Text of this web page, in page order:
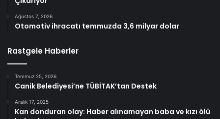
Ağustos 7, 2026
Otomotiv ihracatı temmuzda 3,6 milyar dolar
Rastgele Haberler
Temmuz 25, 2026
Canik Belediyesi’ne TÜBİTAK’tan Destek
Aralık 17, 2025
Kan donduran olay: Haber alınamayan baba ve kızı ölü